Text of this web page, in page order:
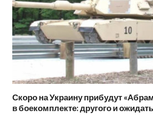
Скоро на Украину прибудут
в боекомплекте: другого и